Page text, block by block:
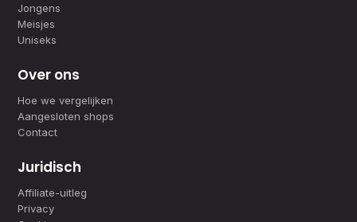
Jongens
Meisjes
Uniseks
Over ons
Hoe we vergelijken
Aangesloten shops
Contact
Juridisch
Affiliate-uitleg
Privacy